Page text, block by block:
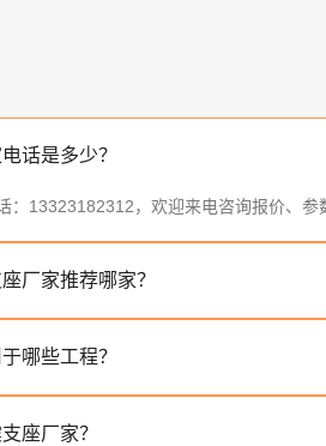
话是多少？
：13323182312，欢迎来电咨询报价、参
厂家推荐哪家？
哪些工程？
座厂家？